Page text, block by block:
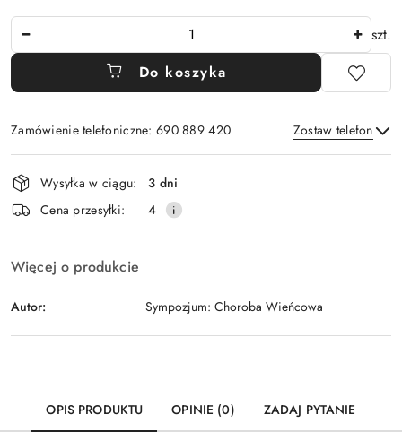
szt.
Do koszyka
Zamówienie telefoniczne: 690 889 420 Zostaw telefon
Wyślij
Dostępność
i
dostawa
Wysyłka w ciągu:
3 dni
Cena przesyłki:
4
Więcej o produkcie
Autor: Sympozjum: Choroba Wieńcowa
OPIS PRODUKTU OPINIE (0) ZADAJ PYTANIE